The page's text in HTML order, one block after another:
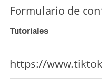
Formulario de
Tutoriales
https://